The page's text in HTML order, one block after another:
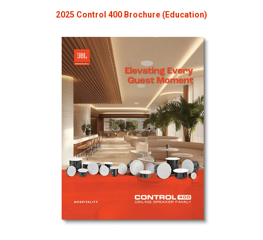
2025 Control 400 Brochure (Education)